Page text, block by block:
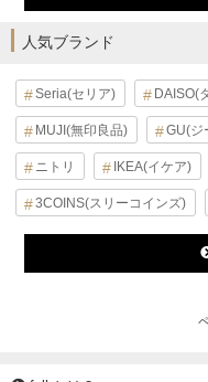
人気ブランド
Seria(セリア) DAISO(
MUJI(無印良品) GU(ジ
ニトリ IKEA(イケア)
3COINS(スリーコインズ)